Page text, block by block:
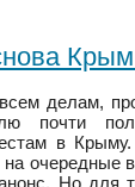
делам,
почти
в
на очередные
Но для